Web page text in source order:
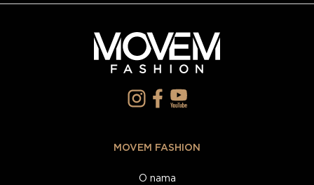
MOVEM FASHION
O nama